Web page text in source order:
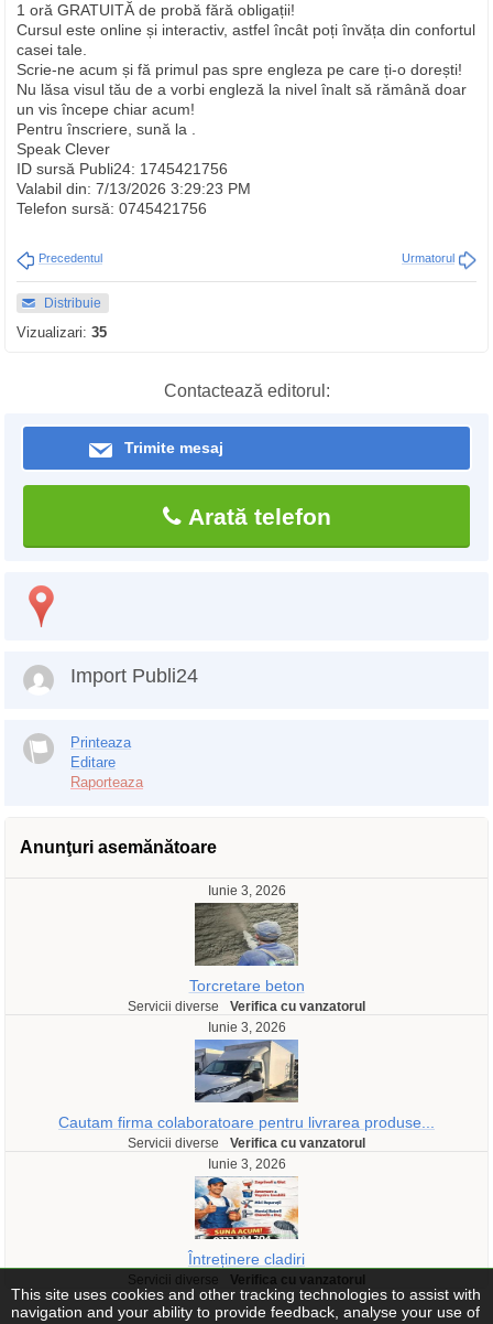
1 oră GRATUITĂ de probă fără obligații!
Cursul este online și interactiv, astfel încât poți învăța din confortul
casei tale.
Scrie-ne acum și fă primul pas spre engleza pe care ți-o dorești!
Nu lăsa visul tău de a vorbi engleză la nivel înalt să rămână doar
un vis începe chiar acum!
Pentru înscriere, sună la .
Speak Clever
ID sursă Publi24: 1745421756
Valabil din: 7/13/2026 3:29:23 PM
Telefon sursă: 0745421756
Precedentul Urmatorul
Distribuie
Vizualizari: 35
Contactează editorul:
Trimite mesaj
Arată telefon
Import Publi24
Printeaza
Editare
Raporteaza
Anunţuri asemănătoare
Iunie 3, 2026
Torcretare beton
Servicii diverse
Verifica cu vanzatorul
Iunie 3, 2026
Cautam firma colaboratoare pentru livrarea produse...
Servicii diverse
Verifica cu vanzatorul
Iunie 3, 2026
Întreținere cladiri
Servicii diverse Verifica cu vanzatorul
This site uses cookies and other tracking technologies to assist with
navigation and your ability to provide feedback, analyse your use of